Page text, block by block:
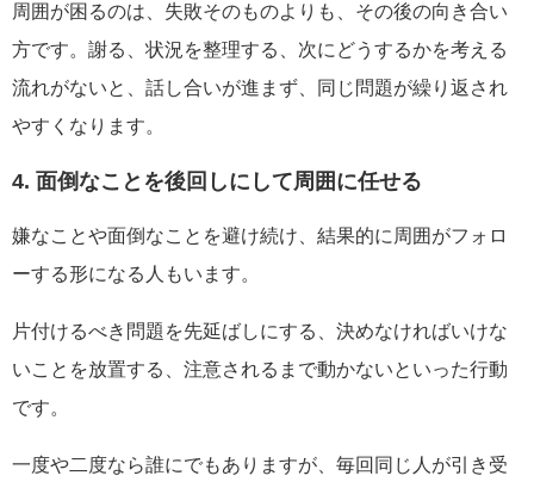
周囲が困るのは、失敗そのものよりも、その後の向き合い
方です。謝る、状況を整理する、次にどうするかを考える
流れがないと、話し合いが進まず、同じ問題が繰り返され
やすくなります。
4. 面倒なことを後回しにして周囲に任せる
嫌なことや面倒なことを避け続け、結果的に周囲がフォロ
ーする形になる人もいます。
片付けるべき問題を先延ばしにする、決めなければいけな
いことを放置する、注意されるまで動かないといった行動
です。
一度や二度なら誰にでもありますが、毎回同じ人が引き受